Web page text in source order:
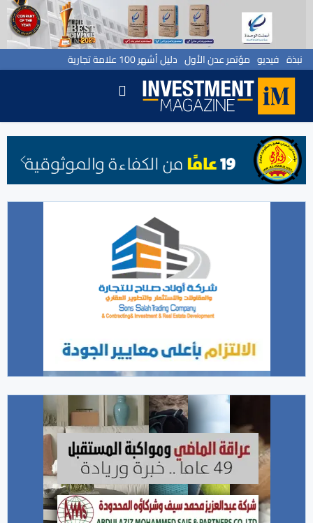
نبذة فيديو مؤتمر عدن الأول دليل أشهر 100 علامة تجارية